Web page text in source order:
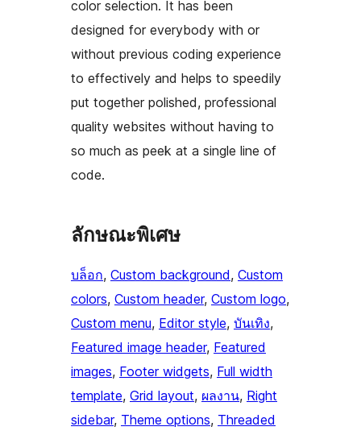
color selection. It has been
designed for everybody with or
without previous coding experience
to effectively and helps to speedily
put together polished, professional
quality websites without having to
so much as peek at a single line of
code.
ลักษณะพิเศษ
บล็อก, Custom background, Custom
colors, Custom header, Custom logo
Custom menu, Editor style, บันเทิง
Featured image header, Featured
images, Footer widgets, Full width
template, Grid layout, ผลงาน, Right
sidebar, Theme options, Threaded